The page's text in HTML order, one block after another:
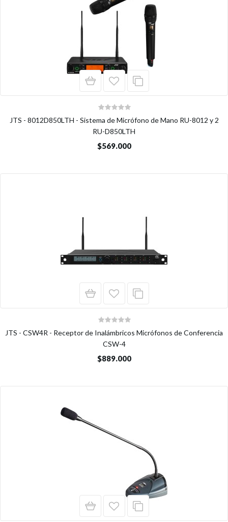
JTS - 8012D850LTH - Sistema de Micrófono de Mano RU-8012 y 2
RU-D850LTH
$569.000
JTS - CSW4R - Receptor de Inalámbricos Micrófonos de Conferencia
CSW-4
$889.000